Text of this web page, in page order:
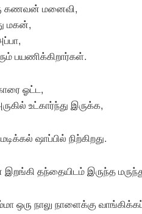
கணவன் மனைவி,
மகன்,
பயணிக்கிறார்கள்.
ஓட்ட,
உட்கார்ந்து இருக்க,
ஷாப்பில் நிற்கிறது.
தந்தையிடம் இருந்த
ஒரு நாலு நாளைக்கு